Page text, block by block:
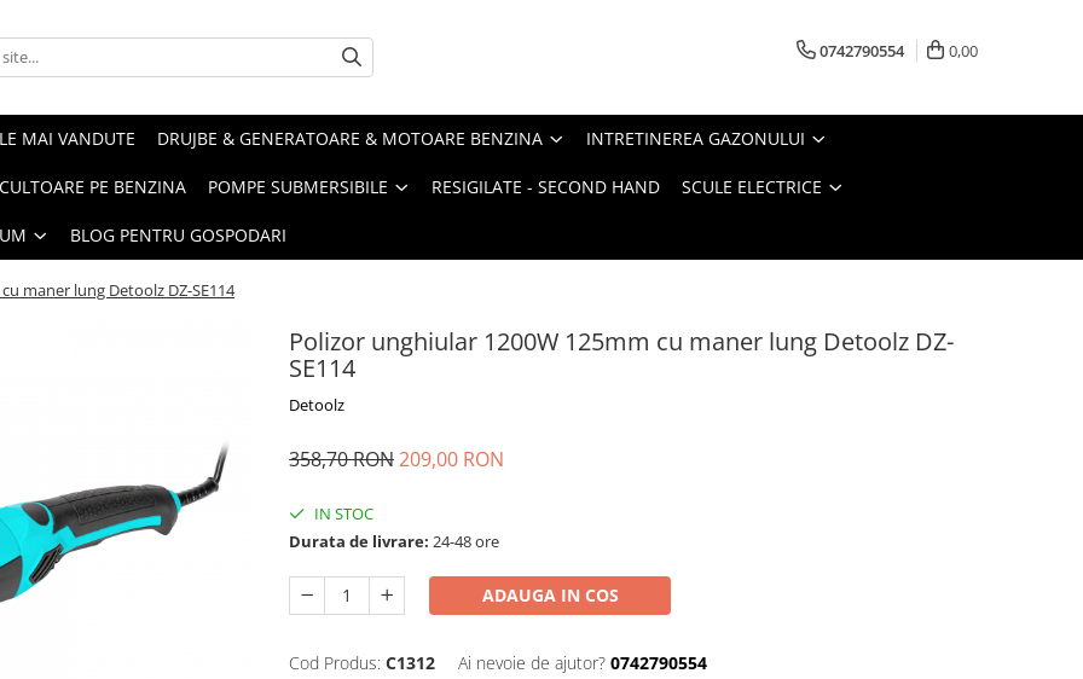
0742790554 0,00
MAI VANDUTE DRUJBE & GENERATOARE & MOTOARE BENZINA INTRETINEREA GAZONULUI
PE BENZINA POMPE SUBMERSIBILE RESIGILATE - SECOND HAND SCULE ELECTRICE
BLOG PENTRU GOSPODARI
maner lung Detoolz DZ-SE114
Polizor unghiular 1200W 125mm cu maner lung Detoolz DZ-
SE114
Detoolz
358,70 RON209,00 RON
IN STOC
Durata de livrare: 24-48 ore
ADAUGA IN COS
Cod Produs: C1312 Ai nevoie de ajutor? 0742790554